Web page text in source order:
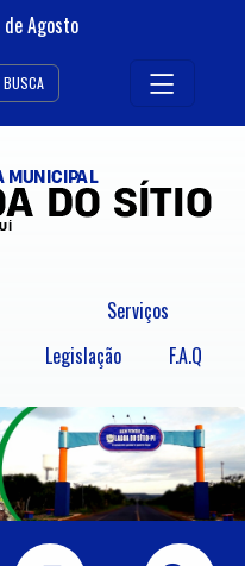
deAgosto
BUSCA
Serviços
Legislação F.A.Q